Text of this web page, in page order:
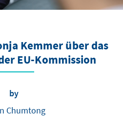
Kemmer über das
EU-Kommission
by
Chumtong